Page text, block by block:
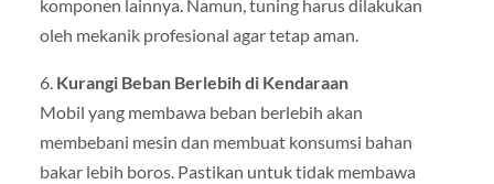
komponen lainnya. Namun, tuning harus dilakukan
oleh mekanik profesional agar tetap aman.
6. Kurangi Beban Berlebih di Kendaraan
Mobil yang membawa beban berlebih akan
membebani mesin dan membuat konsumsi bahan
bakar lebih boros. Pastikan untuk tidak membawa